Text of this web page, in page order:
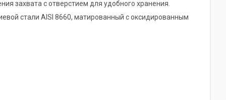
захвата с отверстием для удобного хранения.
стали AISI 8660, матированный с оксидированным